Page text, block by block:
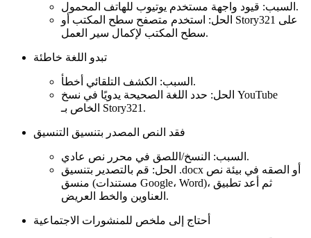
السبب: قيود واجهة مستخدم يوتيوب للهاتف المحمول.
الحل: استخدم متصفح سطح المكتب أو Story321 على
سطح المكتب لإكمال سير العمل.
تبدو اللغة خاطئة
السبب: الكشف التلقائي أخطأ.
الحل: حدد اللغة الصحيحة يدويًا في نسخ YouTube
الخاص بـ Story321.
فقد النص المصدر بتنسيق التنسيق
السبب: النسخ/اللصق في محرر نص عادي.
الحل: قم بالتصدير بتنسيق .docx أو الصقه في بيئة نص
منسق (مستندات Google، Word)، ثم أعد تطبيق
العناوين والخط العريض.
أحتاج إلى ملخص للمنشورات الاجتماعية